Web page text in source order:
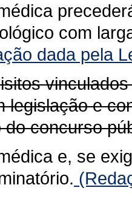
com
dada pela
legislação e
concurso
e, se